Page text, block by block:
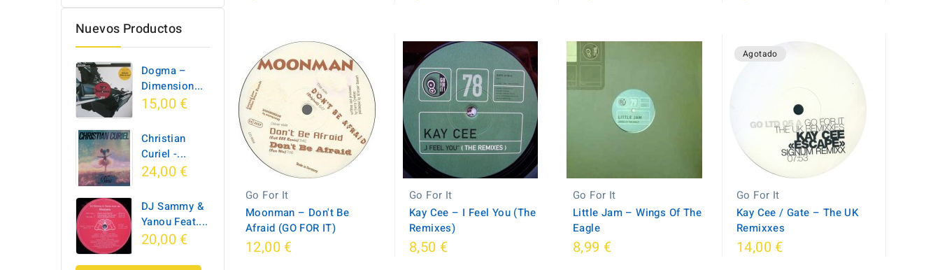
Nuevos Productos
Dogma –
Dimension...
15,00 €
Christian
Curiel -...
24,00 €
DJ Sammy &
Yanou Feat....
20,00 €
Go For It
Moonman ‎– Don't Be
Afraid (GO FOR IT)
12,00 €
Go For It
Kay Cee ‎– I Feel You (The
Remixes)
8,50 €
Go For It
Little Jam ‎– Wings Of The
Eagle
8,99 €
Agotado
Go For It
Kay Cee / Gate ‎– The UK
Remixxes
14,00 €